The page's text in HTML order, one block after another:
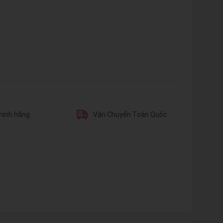
hãng Vận Chuyển Toàn Quốc